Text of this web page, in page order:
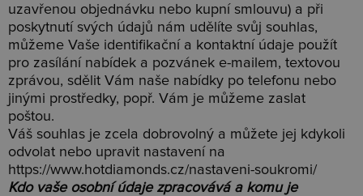
uzavřenou objednávku nebo kupní smlouvu) a při
poskytnutí svých údajů nám udělíte svůj souhlas,
můžeme Vaše identifikační a kontaktní údaje použít
pro zasílání nabídek a pozvánek e-mailem, textovou
zprávou, sdělit Vám naše nabídky po telefonu nebo
jinými prostředky, popř. Vám je můžeme zaslat
poštou.
Váš souhlas je zcela dobrovolný a můžete jej kdykoli
odvolat nebo upravit nastavení na
https://www.hotdiamonds.cz/nastaveni-soukromi/
Kdo vaše osobní údaje zpracovává a komu je